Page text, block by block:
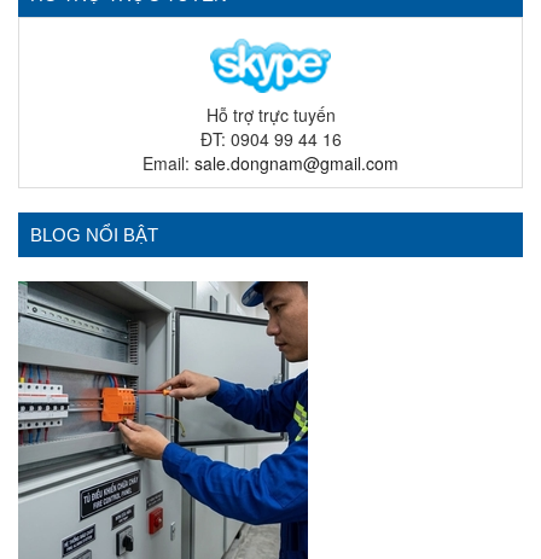
Hỗ trợ trực tuyến
ĐT: 0904 99 44 16
Email: sale.dongnam@gmail.com
BLOG NỔI BẬT